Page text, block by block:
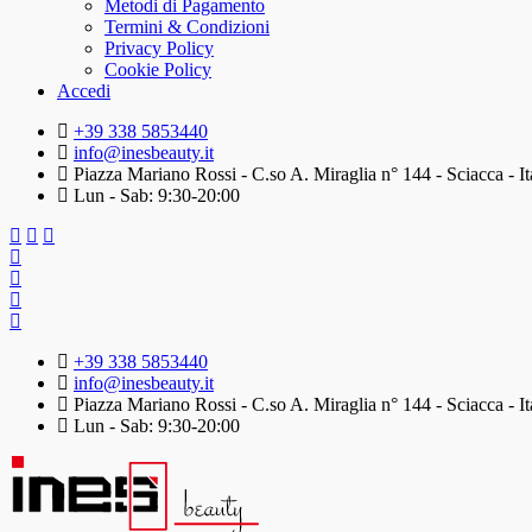
Metodi di Pagamento
Termini & Condizioni
Privacy Policy
Cookie Policy
Accedi
+39 338 5853440
info@inesbeauty.it
Piazza Mariano Rossi - C.so A. Miraglia n° 144 - Sciacca -
Lun - Sab: 9:30-20:00
+39 338 5853440
info@inesbeauty.it
Piazza Mariano Rossi - C.so A. Miraglia n° 144 - Sciacca -
Lun - Sab: 9:30-20:00